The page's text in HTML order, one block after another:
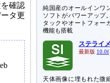
確認
タ更
純国産のオールインワ
ソフトがパワーアップ
タックやオートフォー
機能も搭載
ステライ
最新版 10.0f
天体画像に埋もれた微